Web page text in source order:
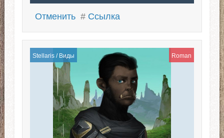
Отменить # Ссылка
Stellaris/ Виды Roman